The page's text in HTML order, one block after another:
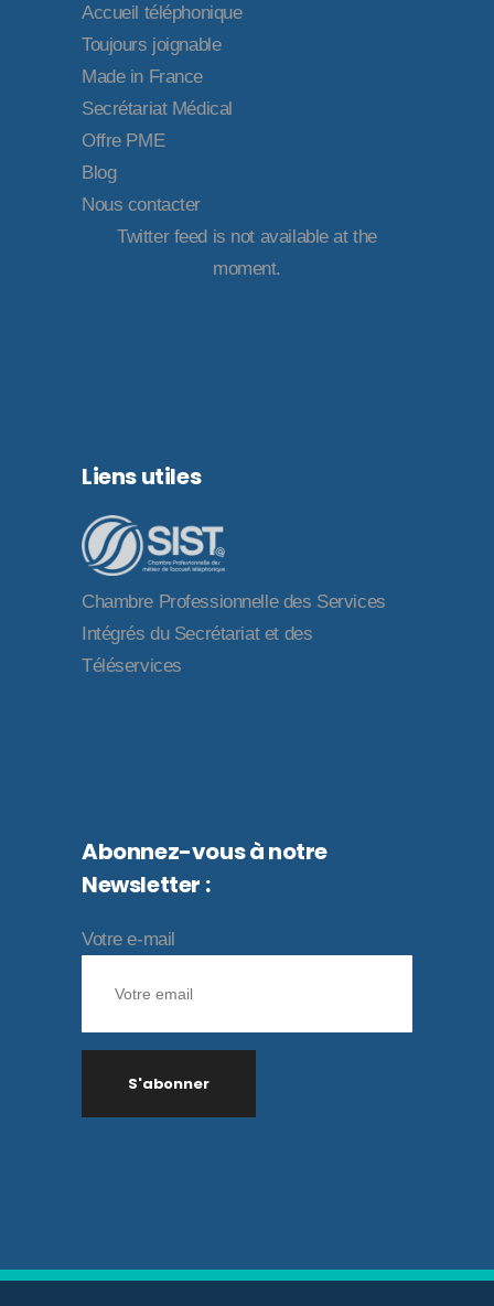
Accueil téléphonique
Toujours joignable
Made in France
Secrétariat Médical
Offre PME
Blog
Nous contacter
Twitter feed is not available at the
moment.
Liens utiles
Chambre Professionnelle des Services
Intégrés du Secrétariat et des
Téléservices
Abonnez-vous à notre
Newsletter :
Votre e-mail